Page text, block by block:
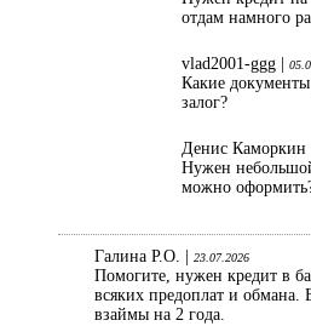
отдам намного
vlad2001-ggg |
Какие
залог?
Денис Каморкин |
Нужен
можно
Галина Р.О. | 23.07.2026
Помогите, нужен кредит в
всяких предоплат и обмана.
взаймы на 2 года.